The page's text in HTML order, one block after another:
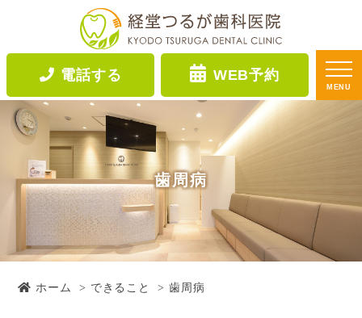
MENU
電話する WEB予約
歯周病
ホーム できること 歯周病